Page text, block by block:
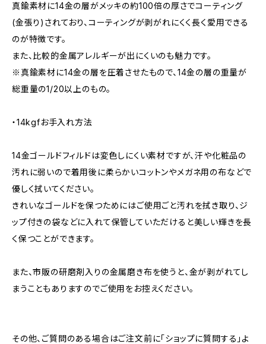
真鍮素材に14金の層がメッキの約100倍の厚さでコーティング
(金張り)されており、コーティングが剥がれにくく長く愛用できる
のが特徴です。
また、比較的金属アレルギーが出にくいのも魅力です。
※真鍮素材に14金の層を圧着させたもので、14金の層の重量が
総重量の1/20以上のもの。
・14kgfお手入れ方法
14金ゴールドフィルドは変色しにくい素材ですが、汗や化粧品の
汚れに弱いので着用後に柔らかいコットンやメガネ用の布などで
優しく拭いてください。
きれいなゴールドを保つためにはご使用ごと汚れを拭き取り、ジ
ップ付きの袋などに入れて保管していただけると美しい輝きを長
く保つことができます。
また、市販の研磨剤入りの金属磨き布を使うと、金が剥がれてし
まうこともありますのでご使用をお控えください。
その他、ご質問のある場合はご注文前に「ショップに質問する」よ